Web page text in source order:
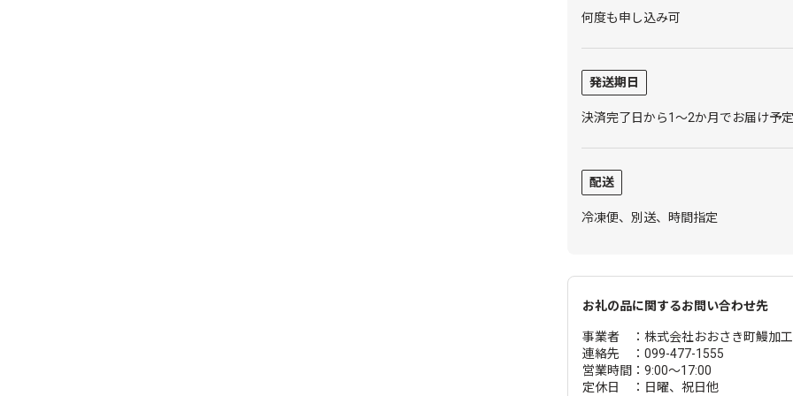
何度も申し込み可
発送期日
決済完了日から1～2か月でお届け予定
配送
冷凍便、別送、時間指定
お礼の品に関するお問い合わせ先
事業者 ：株式会社おおさき町鰻加
連絡先 ：099-477-1555
営業時間：9:00～17:00
定休日 ：日曜、祝日他